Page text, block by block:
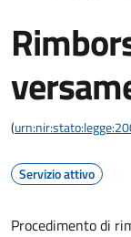
(
Servizio attivo
Procedimento di